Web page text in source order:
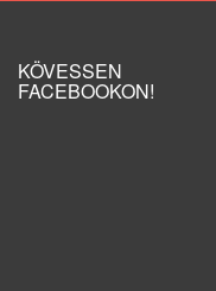
KÖVESSEN
FACEBOOKON!